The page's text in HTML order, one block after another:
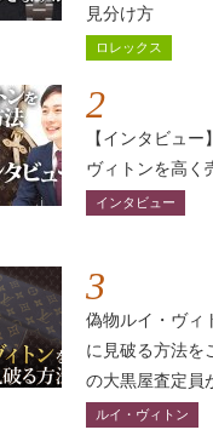
見分け方
ロレックス
2
【インタビュー
ヴィトンを高く
インタビュー
3
偽物ルイ・ヴィ
に見破る方法を
の大黒屋査定員
ルイ・ヴィトン